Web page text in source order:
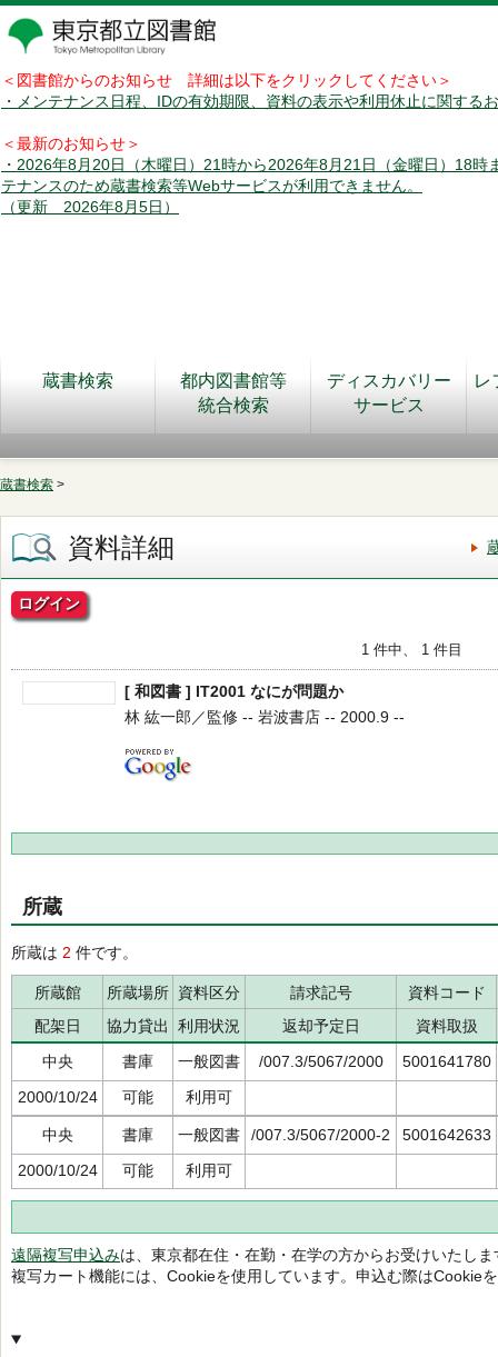
＜図書館からのお知らせ 詳細は以下をクリックしてください＞
・メンテナンス日程、IDの有効期限、資料の表示や利用休止に関する
＜最新のお知らせ＞
・2026年8月20日（木曜日）21時から2026年8月21日（金曜日）18時
テナンスのため蔵書検索等Webサービスが利用できません。
（更新 2026年8月5日）
蔵書検索
都内図書館等
統合検索
ディスカバリー
サービス
レ
蔵書検索 >
資料詳細
ログイン
1 件中、 1 件目
[ 和図書 ] IT2001 なにが問題か
林 紘一郎／監修 -- 岩波書店 -- 2000.9 --
所蔵
所蔵は 2 件です。
所蔵館 所蔵場所 資料区分 請求記号
資料コード
配架日
協力貸出 利用状況 返却予定日
資料取扱
中央
書庫 一般図書 /007.3/5067/2000
5001641780
2000/10/24
可能 利用可
中央 書庫 一般図書 /007.3/5067/2000-2
5001642633
2000/10/24
可能 利用可
遠隔複写申込みは、東京都在住・在勤・在学の方からお受けいたしま
複写カート機能には、Cookieを使用しています。申込む際はCookie